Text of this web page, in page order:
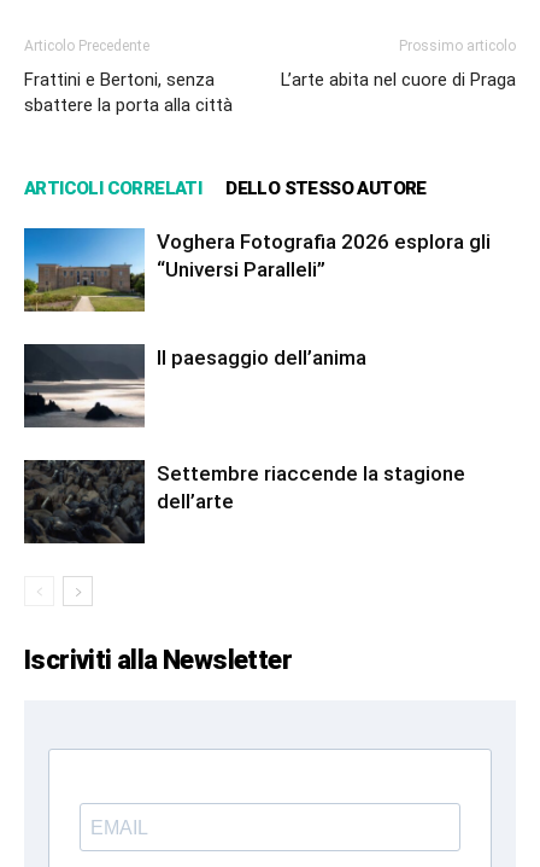
Articolo Precedente
Frattini e Bertoni, senza
sbattere la porta alla città
Prossimo articolo
L’arte abita nel cuore di Praga
ARTICOLI CORRELATI DELLO STESSO AUTORE
Voghera Fotografia 2026 esplora gli
“Universi Paralleli”
Il paesaggio dell’anima
Settembre riaccende la stagione
dell’arte
Iscriviti alla Newsletter